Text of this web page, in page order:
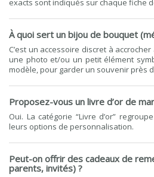
exacts sont indiqués sur chaque fiche
À quoi sert un bijou de bouquet
C’est un accessoire discret à
une photo et/ou un petit élément
modèle, pour garder un souvenir près
Proposez-vous un livre d’or de
Oui. La catégorie “Livre d’or”
leurs options de personnalisation.
Peut-on offrir des cadeaux de
parents, invités) ?